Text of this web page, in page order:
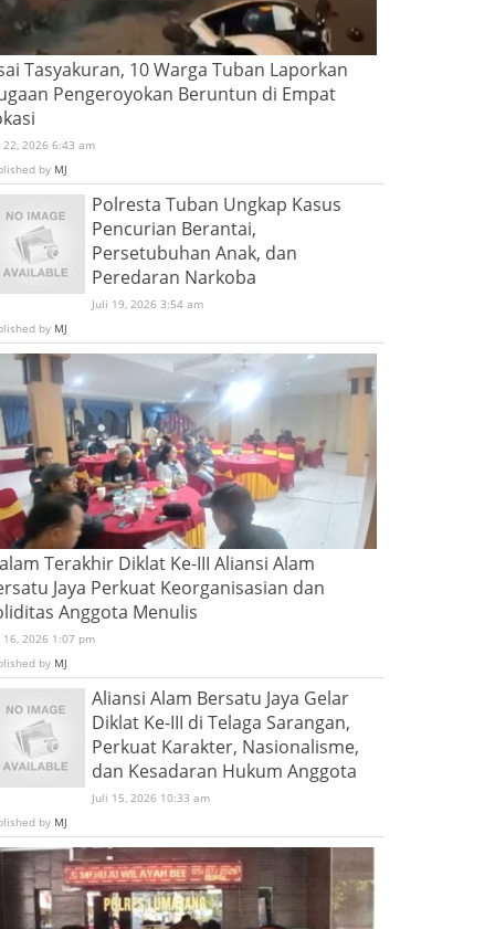
Tasyakuran, 10 Warga Tuban Laporkan
Pengeroyokan Beruntun di Empat
22, 2026 6:43 am
by MJ
Polresta Tuban Ungkap Kasus
Pencurian Berantai,
Persetubuhan Anak, dan
Peredaran Narkoba
Juli 19, 2026 3:54 am
by MJ
Terakhir Diklat Ke-III Aliansi Alam
Jaya Perkuat Keorganisasian dan
Anggota Menulis
16, 2026 1:07 pm
by MJ
Aliansi Alam Bersatu Jaya Gelar
Diklat Ke-III di Telaga Sarangan,
Perkuat Karakter, Nasionalisme,
dan Kesadaran Hukum Anggota
Juli 15, 2026 10:33 am
by MJ